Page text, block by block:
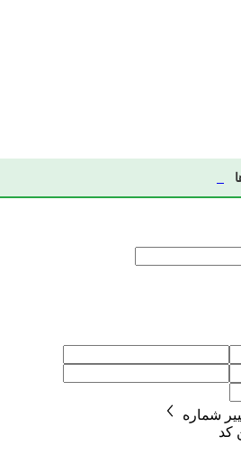
شماره
کد